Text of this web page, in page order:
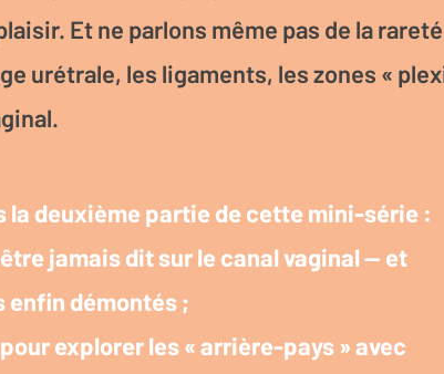
Et ne parlons même pas de la
urétrale, les ligaments, les zones «
la deuxième partie de cette mini-série :
être jamais dit sur le canal vaginal — et
enfin démontés ;
explorer les « arrière-pays » avec